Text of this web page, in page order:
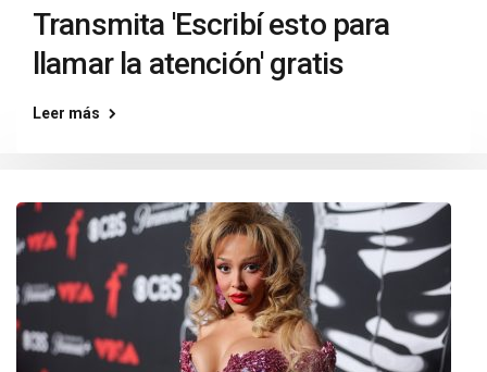
Transmita 'Escribí esto para
llamar la atención' gratis
Leer más